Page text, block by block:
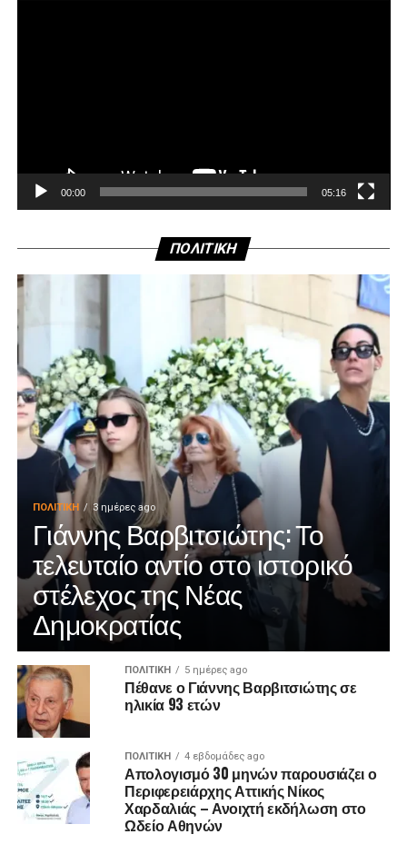
00:00 05:16
ΠΟΛΙΤΙΚΗ
ΠΟΛΙΤΙΚΉ 3 ημέρες ago
Γιάννης Βαρβιτσιώτης: Το
τελευταίο αντίο στο ιστορικό
στέλεχος της Νέας
Δημοκρατίας
ΠΟΛΙΤΙΚΉ 5 ημέρες ago
Πέθανε ο Γιάννης Βαρβιτσιώτης σε
ηλικία 93 ετών
ΠΟΛΙΤΙΚΉ 4 εβδομάδες ago
Απολογισμό 30 μηνών παρουσιάζει ο
Περιφερειάρχης Αττικής Νίκος
Χαρδαλιάς – Ανοιχτή εκδήλωση στο
Ωδείο Αθηνών